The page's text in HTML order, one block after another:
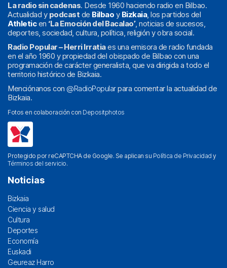
La radio sin cadenas. Desde 1960 haciendo radio en Bilbao.
Actualidad y podcast de Bilbao y Bizkaia, los partidos del
Athleticen ‘La Emoción del Bacalao’, noticias de sucesos,
deportes, sociedad, cultura, política, religión y obra social.
Radio Popular – Herri Irratiaes una emisora de radio fundada
en el año 1960 y propiedad del obispado de Bilbao con una
programación de carácter generalista, que va dirigida a todo el
territorio histórico de Bizkaia.
Menciónanos con @RadioPopularpara comentar la actualidad de
Bizkaia.
Fotos en colaboración con Depositphotos
Protegido por reCAPTCHA de Google. Se aplican su Política de Privacidad y
Términos del servicio.
Noticias
Bizkaia
Ciencia y salud
Cultura
Deportes
Economía
Euskadi
Geureaz Harro